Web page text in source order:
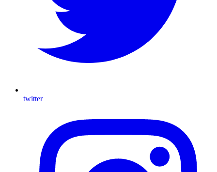
twitter